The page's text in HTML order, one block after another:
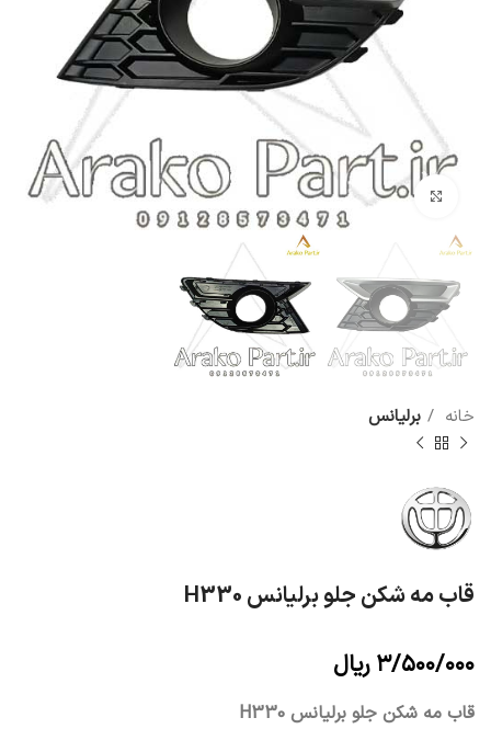
برای بزرگنمایی کلیک کنید
خانه برلیانس
قاب مه شکن جلو برلیانس H330
۳/۵۰۰/۰۰۰ ریال
قاب مه شکن جلو برلیانس H330